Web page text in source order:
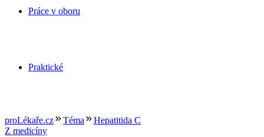
Práce v oboru
Praktické
proLékaře.cz Téma
Hepatitida C
Z medicíny